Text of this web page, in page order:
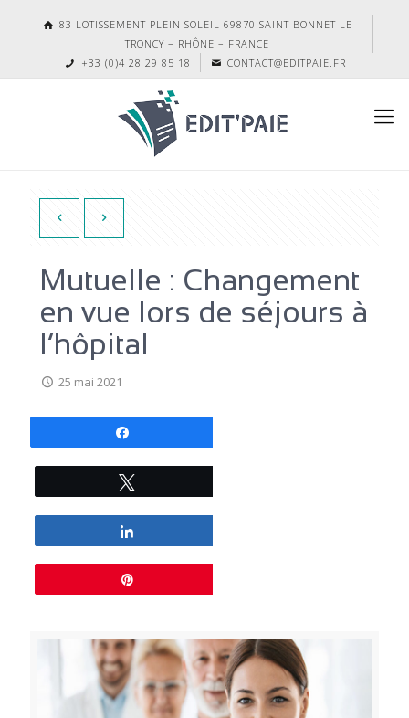
83 LOTISSEMENT PLEIN SOLEIL 69870 SAINT BONNET LE
TRONCY – RHÔNE – FRANCE
+33 (0)4 28 29 85 18
CONTACT@EDITPAIE.FR
Mutuelle : Changement
en vue lors de séjours à
l’hôpital
25 mai 2021